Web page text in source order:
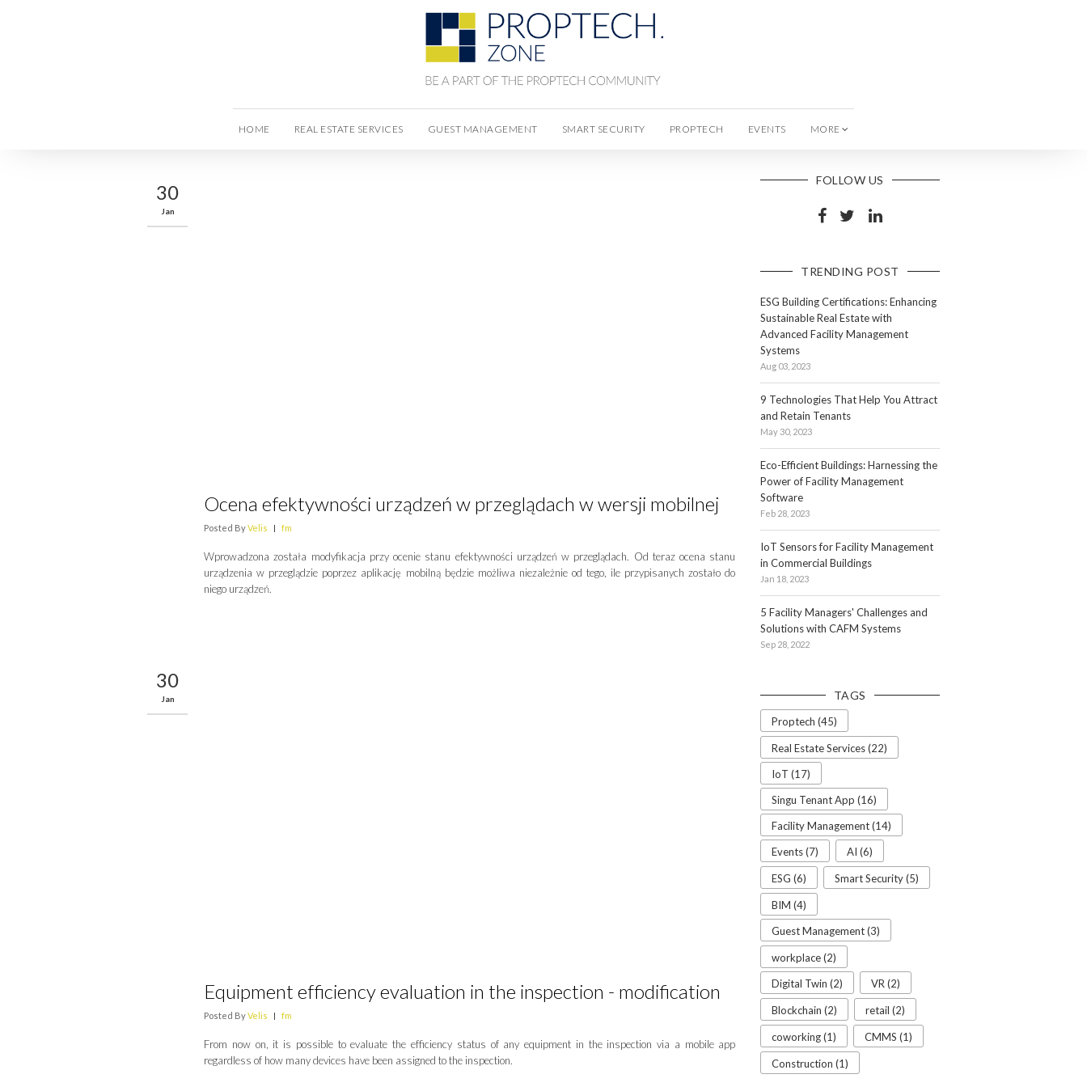
HOME REAL ESTATE SERVICES GUEST MANAGEMENT SMART SECURITY PROPTECH EVENTS MORE
30
Jan
Ocena efektywności urządzeń w przeglądach w wersji mobilnej
Posted ByVelis | fm
Wprowadzona została modyfikacja przy ocenie stanu efektywności urządzeń w przeglądach. Od teraz ocena stanu
urządzenia w przeglądzie poprzez aplikację mobilną będzie możliwa niezależnie od tego, ile przypisanych zostało do
niego urządzeń.
30
Jan
Equipment efficiency evaluation in the inspection - modification
Posted ByVelis | fm
From now on, it is possible to evaluate the efficiency status of any equipment in the inspection via a mobile app
regardless of how many devices have been assigned to the inspection.
FOLLOW US
TRENDING POST
ESG Building Certifications: Enhancing
Sustainable Real Estate with
Advanced Facility Management
Systems
Aug 03, 2023
9 Technologies That Help You Attract
and Retain Tenants
May 30, 2023
Eco-Efficient Buildings: Harnessing the
Power of Facility Management
Software
Feb 28, 2023
IoT Sensors for Facility Management
in Commercial Buildings
Jan 18, 2023
5 Facility Managers' Challenges and
Solutions with CAFM Systems
Sep 28, 2022
TAGS
Proptech (45)
Real Estate Services (22)
IoT (17)
Singu Tenant App (16)
Facility Management (14)
Events (7) AI (6)
ESG (6) Smart Security (5)
BIM (4)
Guest Management (3)
workplace (2)
Digital Twin (2) VR (2)
Blockchain (2) retail (2)
coworking (1) CMMS (1)
Construction (1)